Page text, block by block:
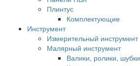
Плинтус
Комплектующие
Инструмент
Измерительный инструмент
Малярный инструмент
Валики, ролики, шубки